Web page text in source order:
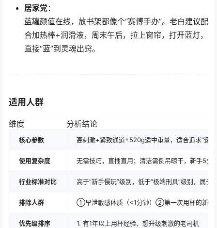
居家党：
蓝罐颜值在线，放书架都像个“赛博手办”。老白建议配
合加热棒+润滑液，周末午后，拉上窗帘，打开蓝灯，
直接“蓝”到灵魂出窍。
适用人群
维度 分析结论
核心参数 高刺激+紧致通道+520g适中重量，适合追求“速
使用复杂度 无需技巧，直插直用；清洁需倒吊晾干，新手5分
行业标准对比 高于“新手慢玩”级别，低于“极端刑具”级别，属于“
排除人群 ①早泄敏感体质（<1分钟）②第一次用杯的新手
优先级排序
1. 有1年以上用杯经验、想升级刺激的老司机